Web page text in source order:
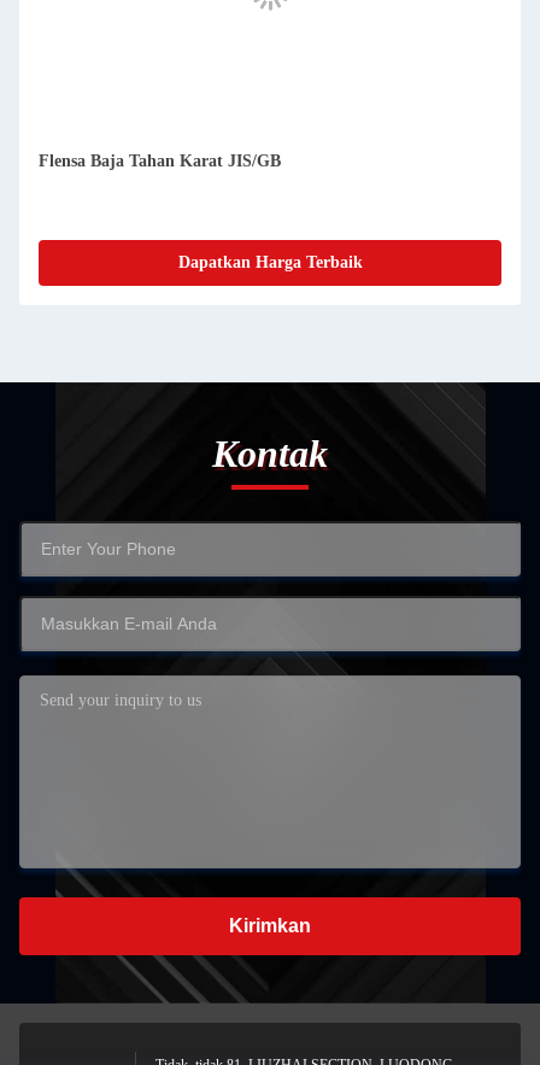
Flensa Baja Tahan Karat JIS/GB
Dapatkan Harga Terbaik
Kontak
Kirimkan